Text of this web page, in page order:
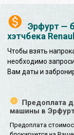
Эрфурт —
хэтчбека
Чтобы взять
необходимо
Вам даты и
Предоплата
машины в
Предоплата